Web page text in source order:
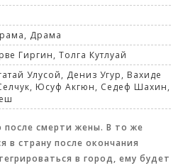
, Драма
Гиргин, Толга Кутлуай
Улусой, Дениз Угур, Вахиде
Юсуф Акгюн, Седеф Шахин,
смерти жены. В то же
в страну после окончания
в город, ему будет